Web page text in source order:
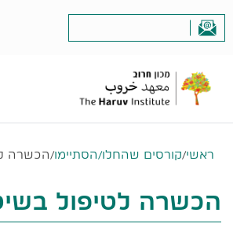
ראשי/קורסים שהחלו/הסתיימו/הכשרה
הכשרה לטיפול